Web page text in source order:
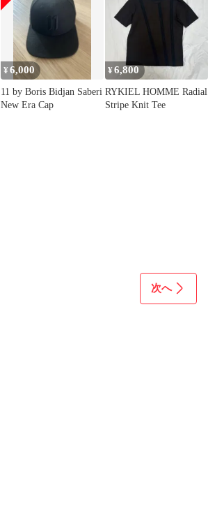
TIGHT FIT FTS10001
ブラック XS
¥6,000
11 by Boris Bidjan Saberi
New Era Cap
¥6,800
RYKIEL HOMME Radial
Stripe Knit Tee
次へ